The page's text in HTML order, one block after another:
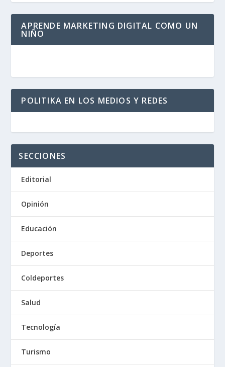
APRENDE MARKETING DIGITAL COMO UN
NIÑO
POLITIKA EN LOS MEDIOS Y REDES
SECCIONES
Editorial
Opinión
Educación
Deportes
Coldeportes
Salud
Tecnología
Turismo